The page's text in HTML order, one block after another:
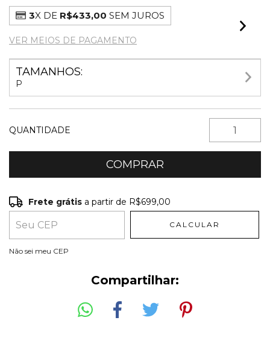
3X DE R$433,00 SEM JUROS
VER MEIOS DE PAGAMENTO
TAMANHOS:
P
QUANTIDADE
Frete grátis R$699,00
Entregas para o CEP:
Frete grátis a partir de R$699,00
CALCULAR
Não sei meu CEP
Compartilhar: